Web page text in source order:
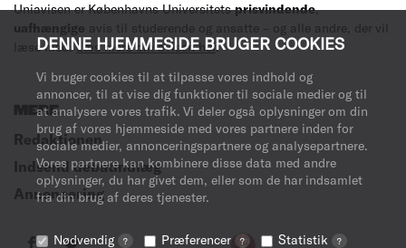
DENNE HJEMMESIDE BRUGER COOKIES
Vi bruger cookies til at tilpasse vores indhold og
annoncer, til at vise dig funktioner til sociale medier og til
at analysere vores trafik. Vi deler også oplysninger om din
brug af vores hjemmeside med vores partnere inden for
sociale medier, annonceringspartnere og analysepartnere.
Vores partnere kan kombinere disse data med andre
oplysninger, du har givet dem, eller som de har indsamlet
fra din brug af deres tjenester.
Nødvendig ? Præferencer ? Statistik ?
Uniavisen er Københavns Universitetsprisvindende,
uafhængige avis til studerende og ansatte – og alle andre, der vil
læse med.Læs mere om avisen her.
MERE
Redaktionen
Indsend debatindlæg
Annoncering